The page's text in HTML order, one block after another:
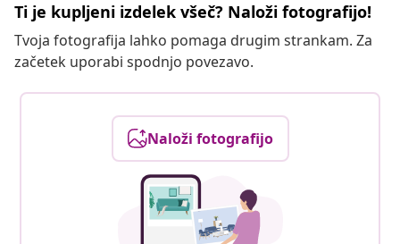
Ti je kupljeni izdelek všeč? Naloži fotografijo!
Tvoja fotografija lahko pomaga drugim strankam. Za
začetek uporabi spodnjo povezavo.
Naloži fotografijo